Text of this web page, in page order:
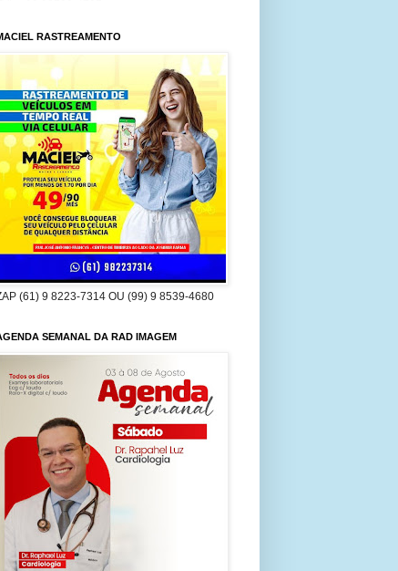
RASTREAMENTO
(61) 9 8223-7314 OU (99) 9 8539-4680
SEMANAL DA RAD IMAGEM